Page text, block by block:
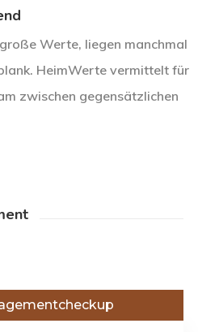
Werte, liegen manchmal
HeimWerte vermittelt für
zwischen gegensätzlichen